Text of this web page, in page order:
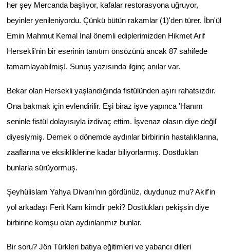
her şey Mercanda başlıyor, kafalar restorasyona uğruyor,
beyinler yenileniyordu. Çünkü bütün rakamlar (1)'den türer. İbn'ül
Emin Mahmut Kemal İnal önemli ediplerimizden Hikmet Arif
Hersekli'nin bir eserinin tanıtım önsözünü ancak 87 sahifede
tamamlayabilmiş!. Sunuş yazısında ilginç anılar var.
Bekar olan Hersekli yaşlandığında fistülünden aşırı rahatsızdır.
Ona bakmak için evlendirilir. Eşi biraz işve yapınca 'Hanım
seninle fistül dolayısıyla izdivaç ettim. İşvenaz olasın diye değil'
diyesiymiş. Demek o dönemde aydınlar birbirinin hastalıklarına,
zaaflarına ve eksikliklerine kadar biliyorlarmış. Dostlukları
bunlarla sürüyormuş.
Şeyhülislam Yahya Divanı'nın gördünüz, duydunuz mu? Akif'in
yol arkadaşı Ferit Kam kimdir peki? Dostlukları pekişsin diye
birbirine komşu olan aydınlarımız bunlar.
Bir soru? Jön Türkleri batıya eğitimleri ve yabancı dilleri